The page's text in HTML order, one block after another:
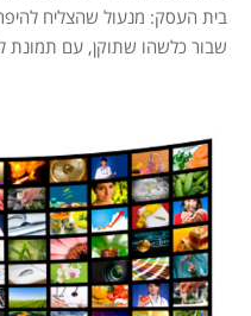
בית העסק: מנעול שהצליח
שבור כלשהו שתוקן, עם תמונת